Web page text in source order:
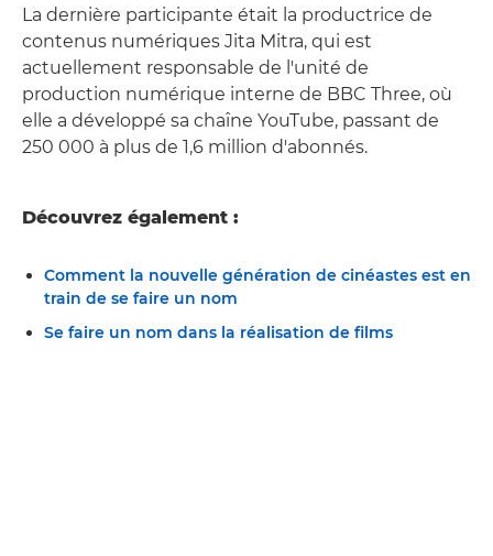
La dernière participante était la productrice de
contenus numériques Jita Mitra, qui est
actuellement responsable de l'unité de
production numérique interne de BBC Three, où
elle a développé sa chaîne YouTube, passant de
250 000 à plus de 1,6 million d'abonnés.
Découvrez également :
Comment la nouvelle génération de cinéastes est en
train de se faire un nom
Se faire un nom dans la réalisation de films